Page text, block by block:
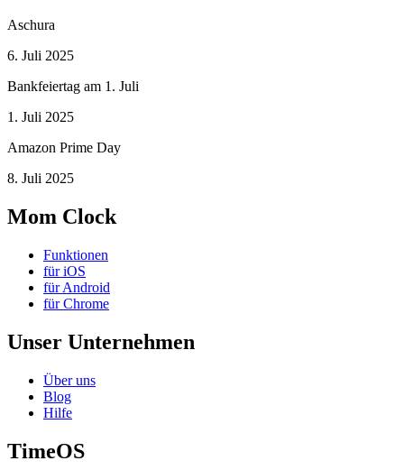
Aschura
6. Juli 2025
Bankfeiertag am 1. Juli
1. Juli 2025
Amazon Prime Day
8. Juli 2025
Mom Clock
Funktionen
für iOS
für Android
für Chrome
Unser Unternehmen
Über uns
Blog
Hilfe
TimeOS